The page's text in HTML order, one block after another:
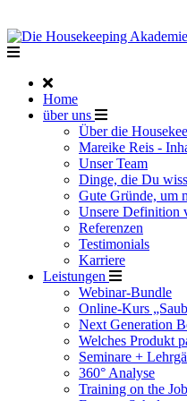
Home
über uns
Über die
Mareike Reis -
Unser Team
Dinge, die Du
Gute Gründe, um
Unsere Definition
Referenzen
Testimonials
Karriere
Leistungen
Webinar-Bundle
Online-Kurs
Next Generation
Welches Produkt
Seminare +
360° Analyse
Training on the Job